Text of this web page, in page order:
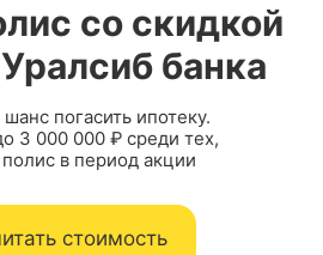
со скидкой
банка
погасить ипотеку.
3 000 000 ₽ среди тех,
полис в период акции
стоимость